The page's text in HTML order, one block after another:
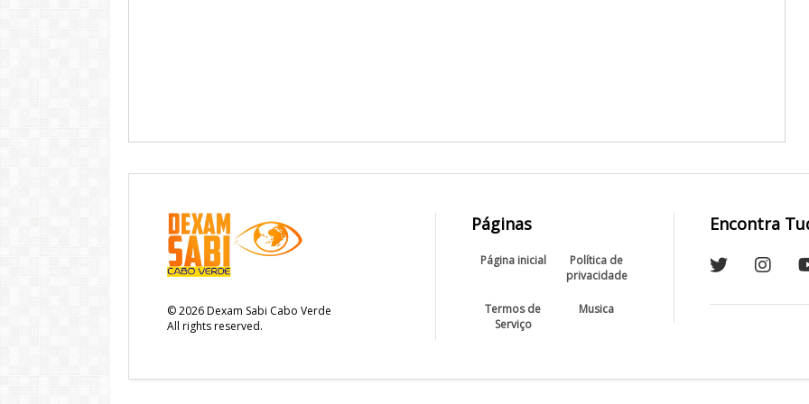
©2026Dexam Sabi Cabo Verde
All rights reserved.
Páginas
Página inicial
Política de
privacidade
Termos de
Serviço
Musica
Encontra